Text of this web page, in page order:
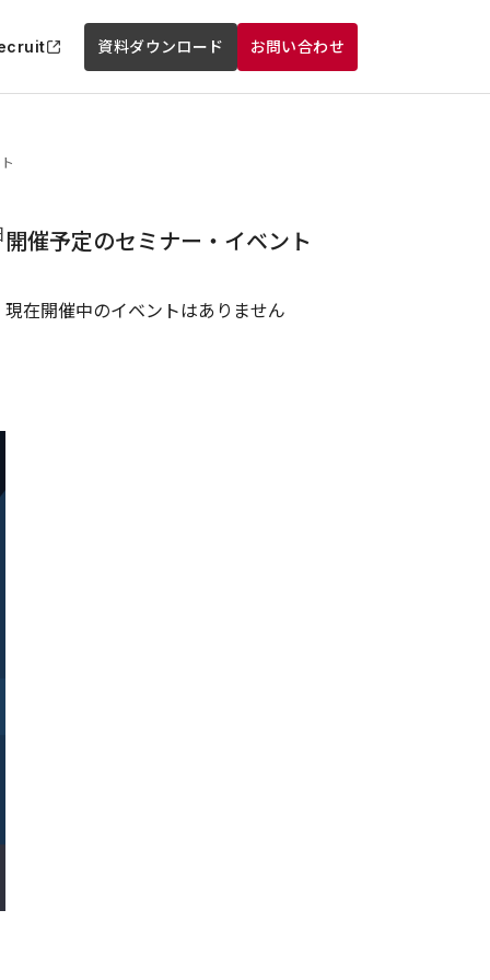
資料ダウンロード お問い合わせ
開催予定のセミナー・イベント
現在開催中のイベントはありません